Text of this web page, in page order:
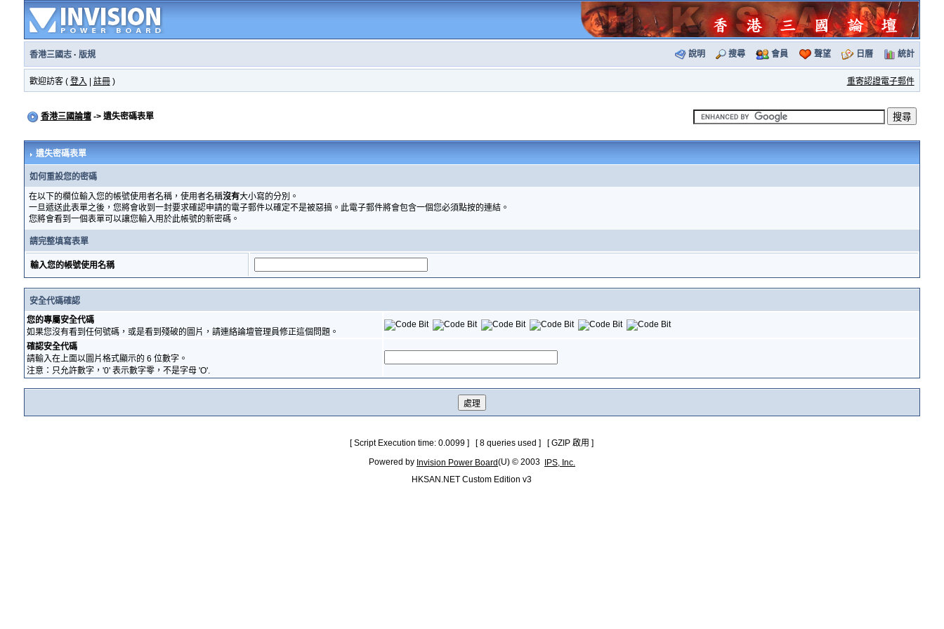
香港三國志· 版規 說明 搜尋 會員 聲望 日曆 統計
歡迎訪客 ( 登入 註冊) 重寄認證電子郵件
香港三國論壇-> 遺失密碼表單
遺失密碼表單
如何重設您的密碼
在以下的欄位輸入您的帳號使用者名稱，使用者名稱沒有大小寫的分別。
一旦遞送此表單之後，您將會收到一封要求確認申請的電子郵件以確定不是被惡搞。此電子郵件將會包含一個您必須點按的連結。
您將會看到一個表單可以讓您輸入用於此帳號的新密碼。
請完整填寫表單
輸入您的帳號使用名稱
安全代碼確認
您的專屬安全代碼
如果您沒有看到任何號碼，或是看到殘破的圖片，請連絡論壇管理員修正這個問題。
確認安全代碼
請輸入在上面以圖片格式顯示的 6 位數字。
注意：只允許數字，'0' 表示數字零，不是字母 'O'.
[ Script Execution time: 0.0099 ] [ 8 queries used ] [ GZIP 啟用 ]
Powered by Invision Power Board(U) © 2003
IPS, Inc.
HKSAN.NET Custom Edition v3